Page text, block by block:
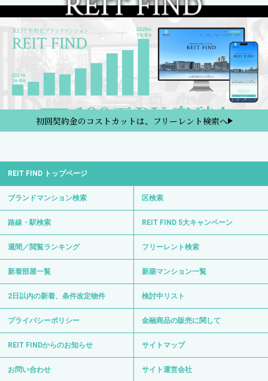
初回契約金のコストカットは、フリーレント検索へ
REIT FIND トップページ
ブランドマンション検索 区検索
路線・駅検索 REIT FIND 5大キャンペーン
週間／閲覧ランキング フリーレント検索
新着部屋一覧 新築マンション一覧
2日以内の新着、条件改定物件 検討中リスト
プライバシーポリシー 金融商品の販売に関して
REIT FINDからのお知らせ サイトマップ
お問い合わせ サイト運営会社